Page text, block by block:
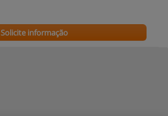
Solicite informação